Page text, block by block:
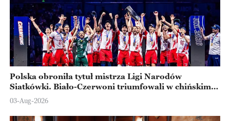
Polska obroniła tytuł mistrza Ligi Narodów
Siatkówki. Biało-Czerwoni triumfowali w chińskim
Ningbo
03-Aug-2026